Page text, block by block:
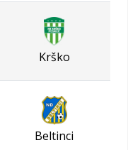
Krško
Beltinci